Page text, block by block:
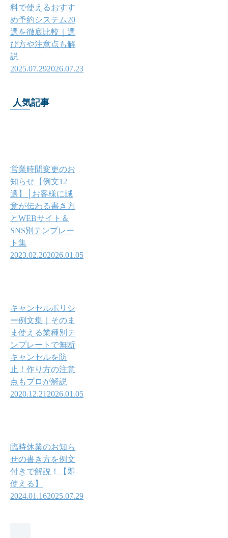
料で使えるおすす
め予約システム20
選を徹底比較｜選
び方や注意点も解
説
2025.07.292026.07.23
人気記事
営業時間変更のお
知らせ【例文12
選】│お客様に誠
意が伝わる書き方
とWEBサイト＆
SNS別テンプレー
ト集
2023.02.202026.01.05
キャンセルポリシ
ー例文集｜そのま
ま使える業種別テ
ンプレートで無断
キャンセルを防
止！作り方の注意
点もプロが解説
2020.12.21 2026.01.05
臨時休業のお知ら
せの書き方を例文
付きで解説！【即
使える】
2024.01.162025.07.29